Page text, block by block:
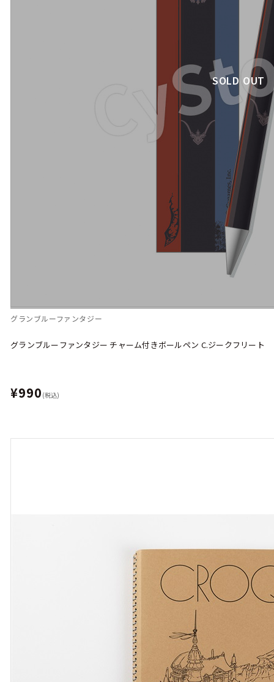
SOLD OUT
グランブルーファンタジー
グランブルーファンタジー チャーム付きボールペン C.ジークフリート
¥990 (税込)